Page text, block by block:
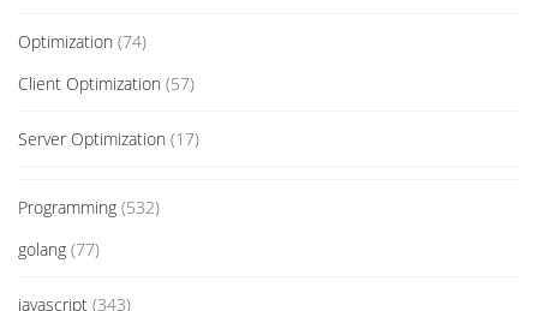
Optimization (74)
Client Optimization (57)
Server Optimization (17)
Programming (532)
golang (77)
javascript (343)